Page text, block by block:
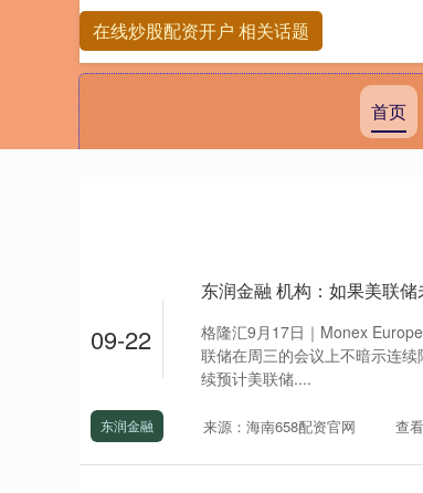
首页
在线炒股配资开户 相关话题
09-22
东润金融 机构：如果美联
格隆汇9月17日｜Monex
联储在周三的会议上不暗示连
续预计美联储....
东润金融 来源：海南658配资官网 查